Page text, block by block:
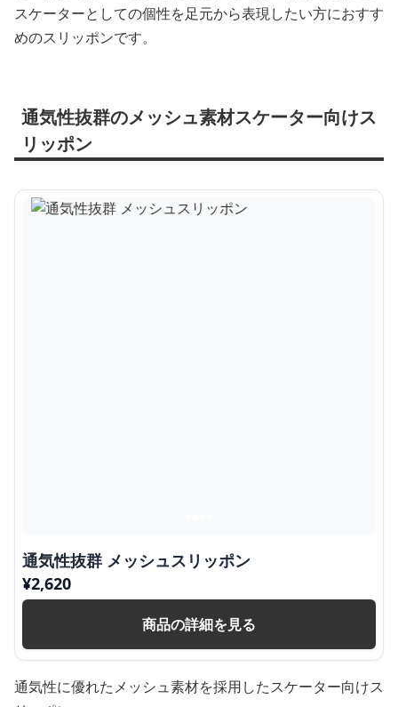
スケーターとしての個性を足元から表現したい方におすす
めのスリッポンです。
通気性抜群のメッシュ素材スケーター向けス
リッポン
通気性抜群 メッシュスリッポン
¥2,620
商品の詳細を見る
通気性に優れたメッシュ素材を採用したスケーター向けス